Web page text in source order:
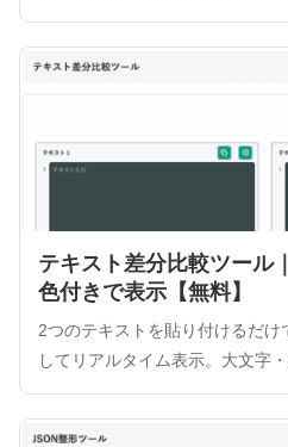
グを除外した「純粋な文字数」
ウザ完結型で入力データはサー
密情報も安心してカウントできま
テキスト差分比較ツール
色付きで表示【無料】
2つのテキストを貼り付けるだけ
してリアルタイム表示。大文字
設定も可能。ブラウザ完結型の
に送信されずセキュリティ面も